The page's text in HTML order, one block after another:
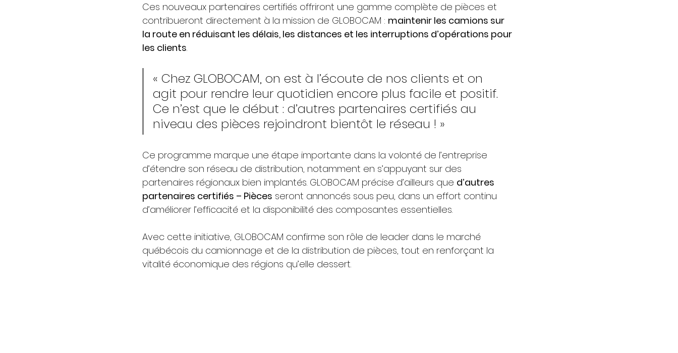
Ces nouveaux partenaires certifiés offriront une gamme complète de pièces et
contribueront directement à la mission de GLOBOCAM : maintenir les camions sur
la route en réduisant les délais, les distances et les interruptions d’opérations pour
les clients.
« Chez GLOBOCAM, on est à l’écoute de nos clients et on
agit pour rendre leur quotidien encore plus facile et positif.
Ce n’est que le début : d’autres partenaires certifiés au
niveau des pièces rejoindront bientôt le réseau ! »
Ce programme marque une étape importante dans la volonté de l’entreprise
d’étendre son réseau de distribution, notamment en s’appuyant sur des
partenaires régionaux bien implantés. GLOBOCAM précise d’ailleurs que d’autres
partenaires certifiés – Pièces seront annoncés sous peu, dans un effort continu
d’améliorer l’efficacité et la disponibilité des composantes essentielles.
Avec cette initiative, GLOBOCAM confirme son rôle de leader dans le marché
québécois du camionnage et de la distribution de pièces, tout en renforçant la
vitalité économique des régions qu’elle dessert.